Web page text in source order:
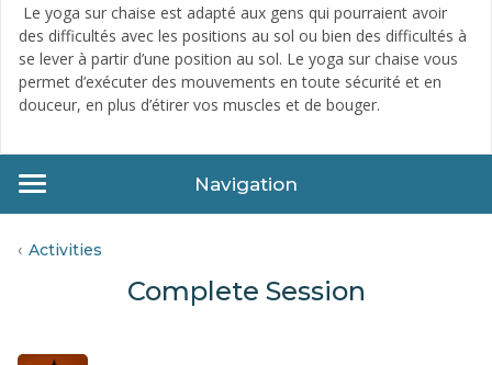
Le yoga sur chaise est adapté aux gens qui pourraient avoir
des difficultés avec les positions au sol ou bien des difficultés à
se lever à partir d’une position au sol. Le yoga sur chaise vous
permet d’exécuter des mouvements en toute sécurité et en
douceur, en plus d’étirer vos muscles et de bouger.
Navigation
Activities
Complete Session